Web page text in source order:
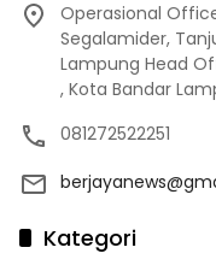
Operasional
Segalamider,
Lampung Head
, Kota Bandar
081272522251
Kategori